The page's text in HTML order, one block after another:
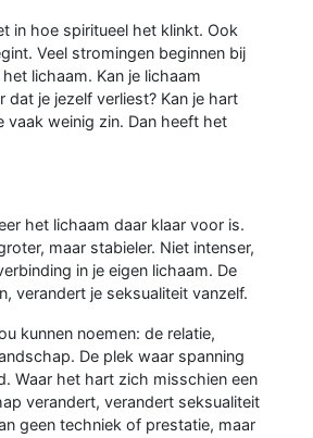
in hoe spiritueel het klinkt. Ook
Veel stromingen beginnen bij
lichaam. Kan je lichaam
je jezelf verliest? Kan je hart
vaak weinig zin. Dan heeft het
het lichaam daar klaar voor is.
maar stabieler. Niet intenser,
in je eigen lichaam. De
verandert je seksualiteit vanzelf.
kunnen noemen: de relatie,
De plek waar spanning
Waar het hart zich misschien een
verandert, verandert seksualiteit
geen techniek of prestatie, maar